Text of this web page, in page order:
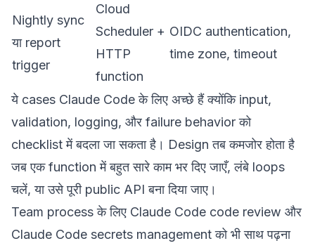
Nightly sync
या report
trigger
Cloud
Scheduler +
HTTP
function
OIDC authentication,
time zone, timeout
ये cases Claude Code के लिए अच्छे हैं क्योंकि input,
validation, logging, और failure behavior को
checklist में बदला जा सकता है। Design तब कमजोर होता है
जब एक function में बहुत सारे काम भर दिए जाएँ, लंबे loops
चलें, या उसे पूरी public API बना दिया जाए।
Team process के लिए Claude Code code review और
Claude Code secrets managementको भी साथ पढ़ना